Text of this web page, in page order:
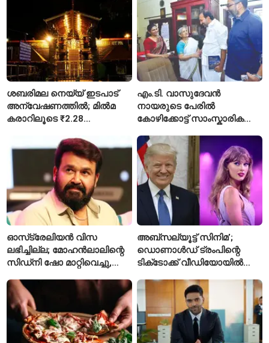
ശബരിമല നെയ്യ് ഇടപാട്
അന്വേഷണത്തിൽ; മിൽമ
കരാറിലൂടെ ₹2.28
എഫ്ഐആർ
എം.ടി. വാസുദേവൻ
നായരുടെ പേരിൽ
കോഴിക്കോട്ട് സാംസ്കാരിക
പ്രവർത്തനങ്ങൾക്ക് ₹50
കോടി
ഓസ്‌ട്രേലിയൻ വിസ
ലഭിച്ചില്ല; മോഹൻലാലിന്റെ
സിഡ്‌നി ഷോ മാറ്റിവെച്ചു,
ചോദിച്ച് താരം
അബ്സല്യൂട്ട് സിനിമ’;
ഡൊണാൾഡ് ട്രംപിന്റെ
ടിക്‌ടോക്ക് വീഡിയോയിൽ
‘August’ നീക്കം ചെയ്തു